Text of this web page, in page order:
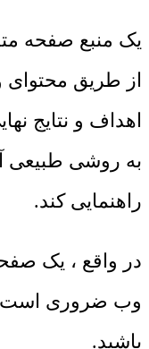
یک منبع صفحه
از طریق
اهداف و نتایج
به روشی طبیعی
راهنمایی کند.
در واقع ، یک
وب ضروری است
باشید.